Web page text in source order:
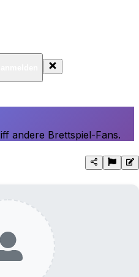
andere Brettspiel-Fans.